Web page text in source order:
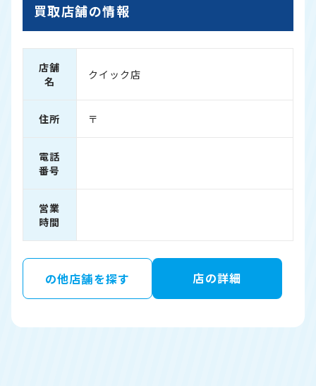
買取店舗の情報
店舗
名
クイック店
住所 〒
電話
番号
営業
時間
の他店舗を探す 店の詳細